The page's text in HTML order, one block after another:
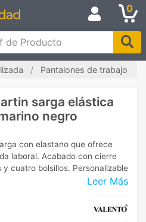
0
Producto
Pantalones de trabajo
sarga elástica
negro
Leer Más
con elastano que ofrece
laboral. Acabado con cierre
cuatro bolsillos. Personalizable